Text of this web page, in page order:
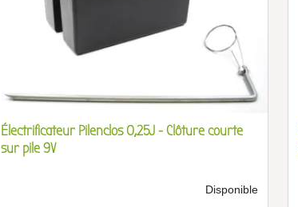
Électrificateur Pilenclos 0,25J - Clôture courte
sur pile 9V
Disponible